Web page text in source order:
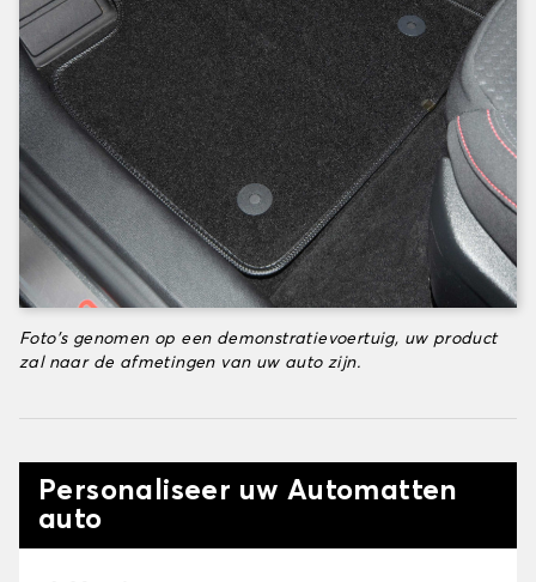
Foto's genomen op een demonstratievoertuig, uw product
zal naar de afmetingen van uw auto zijn.
Personaliseer uw Automatten
auto